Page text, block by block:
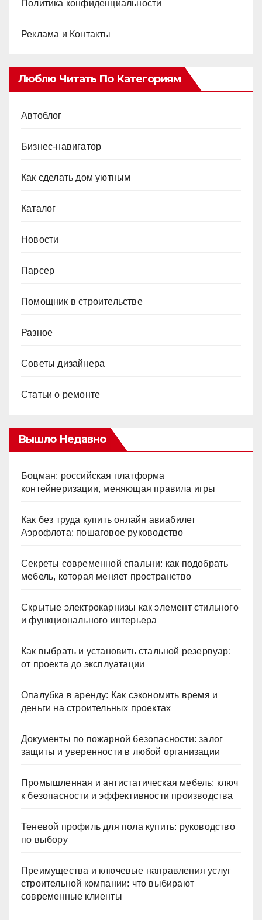
Политика конфиденциальности
Реклама и Контакты
Люблю Читать По Категориям
Автоблог
Бизнес-навигатор
Как сделать дом уютным
Каталог
Новости
Парсер
Помощник в строительстве
Разное
Советы дизайнера
Статьи о ремонте
Вышло Недавно
Боцман: российская платформа
контейнеризации, меняющая правила игры
Как без труда купить онлайн авиабилет
Аэрофлота: пошаговое руководство
Секреты современной спальни: как подобрать
мебель, которая меняет пространство
Скрытые электрокарнизы как элемент стильного
и функционального интерьера
Как выбрать и установить стальной резервуар:
от проекта до эксплуатации
Опалубка в аренду: Как сэкономить время и
деньги на строительных проектах
Документы по пожарной безопасности: залог
защиты и уверенности в любой организации
Промышленная и антистатическая мебель: ключ
к безопасности и эффективности производства
Теневой профиль для пола купить: руководство
по выбору
Преимущества и ключевые направления услуг
строительной компании: что выбирают
современные клиенты